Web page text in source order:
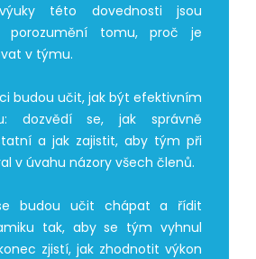
této dovednosti jsou
porozumění tomu, proč je
v týmu.
budou učit, jak být efektivním
dozvědí se, jak správně
a jak zajistit, aby tým při
v úvahu názory všech členů.
budou učit chápat a řídit
tak, aby se tým vyhnul
zjistí, jak zhodnotit výkon